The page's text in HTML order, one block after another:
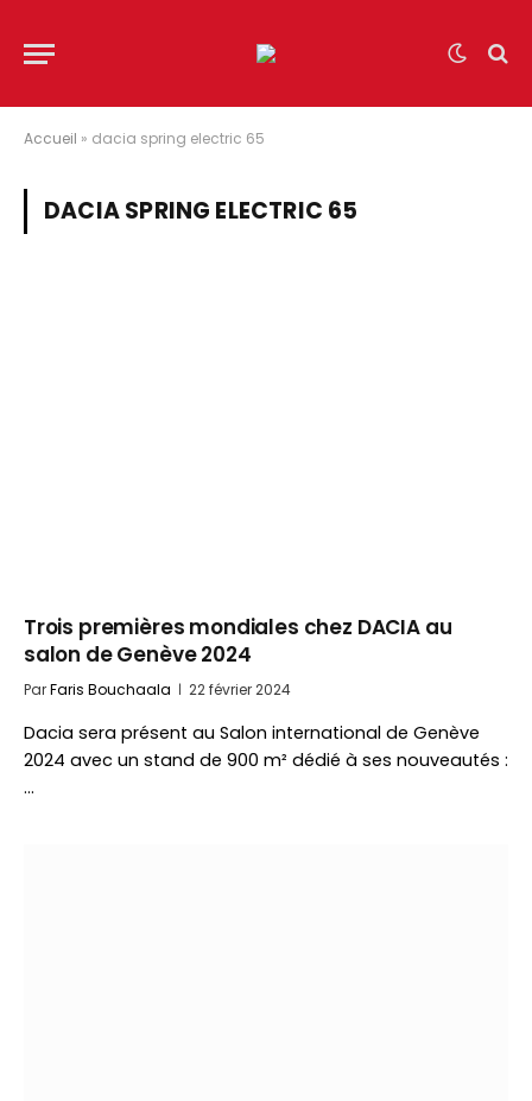
Accueil » dacia spring electric 65
DACIA SPRING ELECTRIC 65
Trois premières mondiales chez DACIA au
salon de Genève 2024
ParFaris Bouchaala 22 février 2024
Dacia sera présent au Salon international de Genève
2024 avec un stand de 900 m² dédié à ses nouveautés :
…